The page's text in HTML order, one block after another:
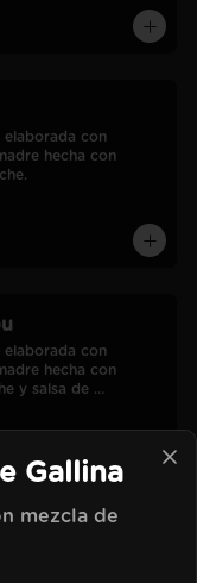
elaborada con
hecha con
elaborada con
hecha con
y salsa de
Gallina
mezcla de